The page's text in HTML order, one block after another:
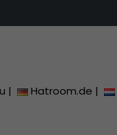
| Hatroom.de |